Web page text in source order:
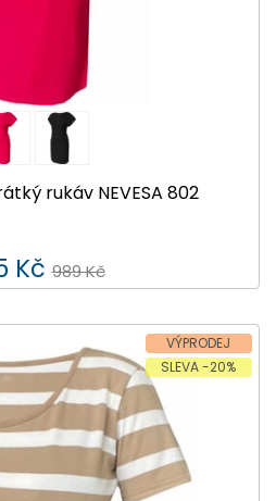
rukáv NEVESA 802
Kč 989 Kč
VÝPRODEJ
SLEVA -20%